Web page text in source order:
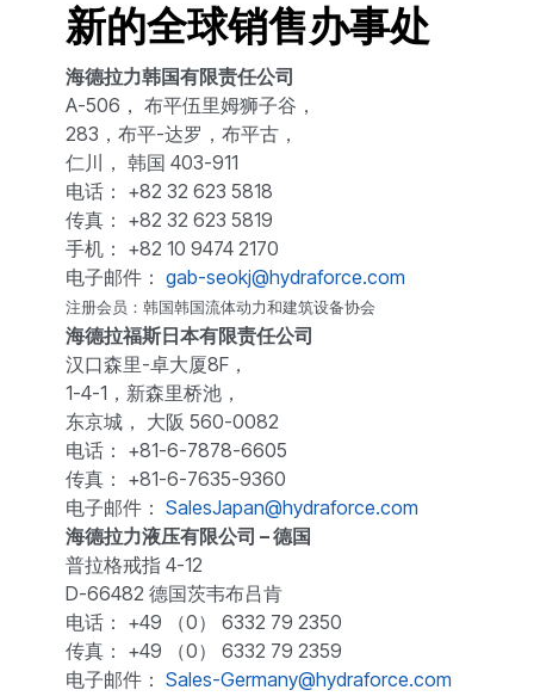
新的全球销售办事处
海德拉力韩国有限责任公司
A-506， 布平伍里姆狮子谷，
283，布平-达罗，布平古，
仁川， 韩国 403-911
电话： +82 32 623 5818
传真： +82 32 623 5819
手机： +82 10 9474 2170
电子邮件： gab-seokj@hydraforce.com
注册会员：韩国韩国流体动力和建筑设备协会
海德拉福斯日本有限责任公司
汉口森里-卓大厦8F，
1-4-1，新森里桥池，
东京城， 大阪 560-0082
电话： +81-6-7878-6605
传真： +81-6-7635-9360
电子邮件： SalesJapan@hydraforce.com
海德拉力液压有限公司 – 德国
普拉格戒指 4-12
D-66482 德国茨韦布吕肯
电话： +49 （0） 6332 79 2350
传真： +49 （0） 6332 79 2359
电子邮件： Sales-Germany@hydraforce.com